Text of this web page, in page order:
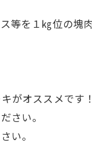
等を１㎏位の
がオススメです！
さい。
い。